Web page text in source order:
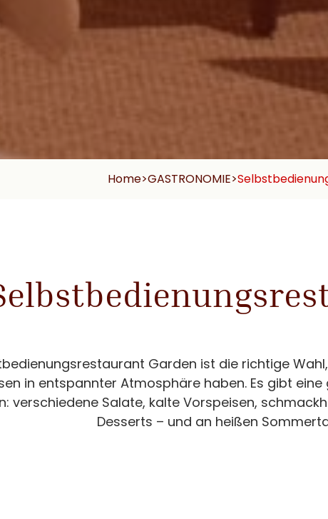
Home>GASTRONOMIE>
Garden ist die richtige
in entspannter Atmosphäre haben. Es gibt
verschiedene Salate, kalte Vorspeisen,
Desserts – und an heißen